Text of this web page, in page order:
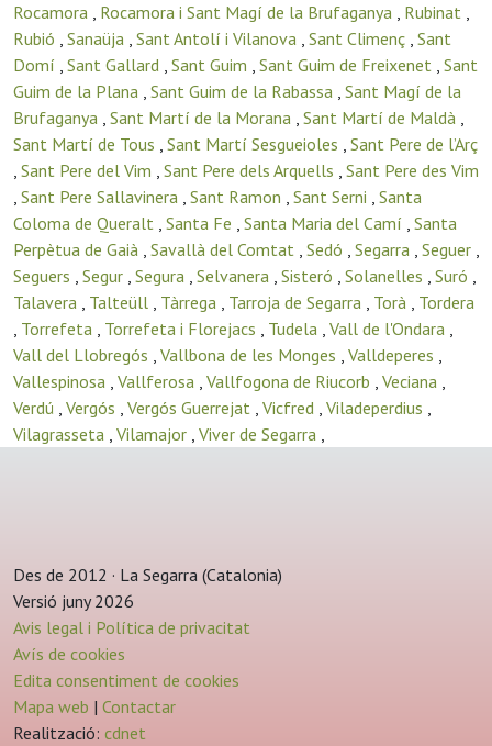
Rocamora , Rocamora i Sant Magí de la Brufaganya , Rubinat ,
Rubió , Sanaüja , Sant Antolí i Vilanova , Sant Climenç , Sant
Domí , Sant Gallard , Sant Guim , Sant Guim de Freixenet , Sant
Guim de la Plana , Sant Guim de la Rabassa , Sant Magí de la
Brufaganya , Sant Martí de la Morana , Sant Martí de Maldà ,
Sant Martí de Tous , Sant Martí Sesgueioles , Sant Pere de l’Arç
, Sant Pere del Vim , Sant Pere dels Arquells , Sant Pere des Vim
, Sant Pere Sallavinera , Sant Ramon , Sant Serni , Santa
Coloma de Queralt , Santa Fe , Santa Maria del Camí , Santa
Perpètua de Gaià , Savallà del Comtat , Sedó , Segarra , Seguer ,
Seguers , Segur , Segura , Selvanera , Sisteró , Solanelles , Suró ,
Talavera , Talteüll , Tàrrega , Tarroja de Segarra , Torà , Tordera
, Torrefeta , Torrefeta i Florejacs , Tudela , Vall de l'Ondara ,
Vall del Llobregós , Vallbona de les Monges , Valldeperes ,
Vallespinosa , Vallferosa , Vallfogona de Riucorb , Veciana ,
Verdú , Vergós , Vergós Guerrejat , Vicfred , Viladeperdius ,
Vilagrasseta , Vilamajor , Viver de Segarra ,
Des de 2012 · La Segarra (Catalonia)
Versió juny 2026
Avis legal i Política de privacitat
Avís de cookies
Edita consentiment de cookies
Mapa web | Contactar
Realització: cdnet